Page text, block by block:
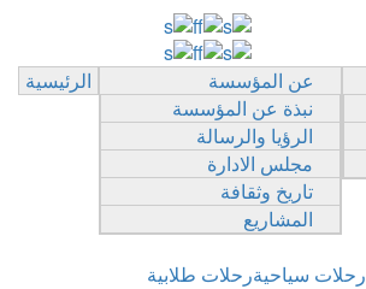
الرئيسية
عن المؤسسة
نبذة عن المؤسسة
الرؤيا والرسالة
مجلس الادارة
تاريخ وثقافة
المشاريع
رحلات سياحيةرحلات طلابية